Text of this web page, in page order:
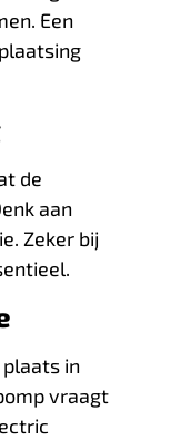
Een
de
aan
Zeker bij
in
vraagt